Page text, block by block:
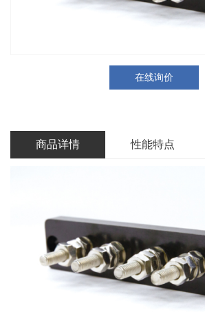
在线询价
商品详情 性能特点